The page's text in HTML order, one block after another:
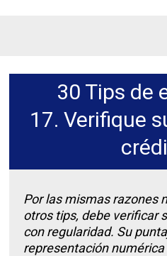
30 Tips de
17. Verifique
Por las mismas razones
otros tips, debe verificar
con regularidad. Su
representación